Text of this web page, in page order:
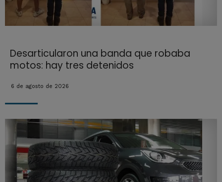
Desarticularon una banda que robaba
motos: hay tres detenidos
6 de agosto de 2026